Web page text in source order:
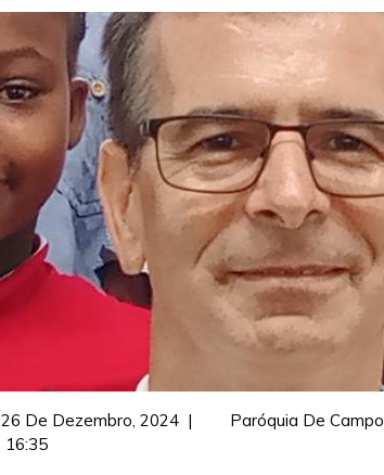
26 De Dezembro, 202426|
Paróquia De
16:35